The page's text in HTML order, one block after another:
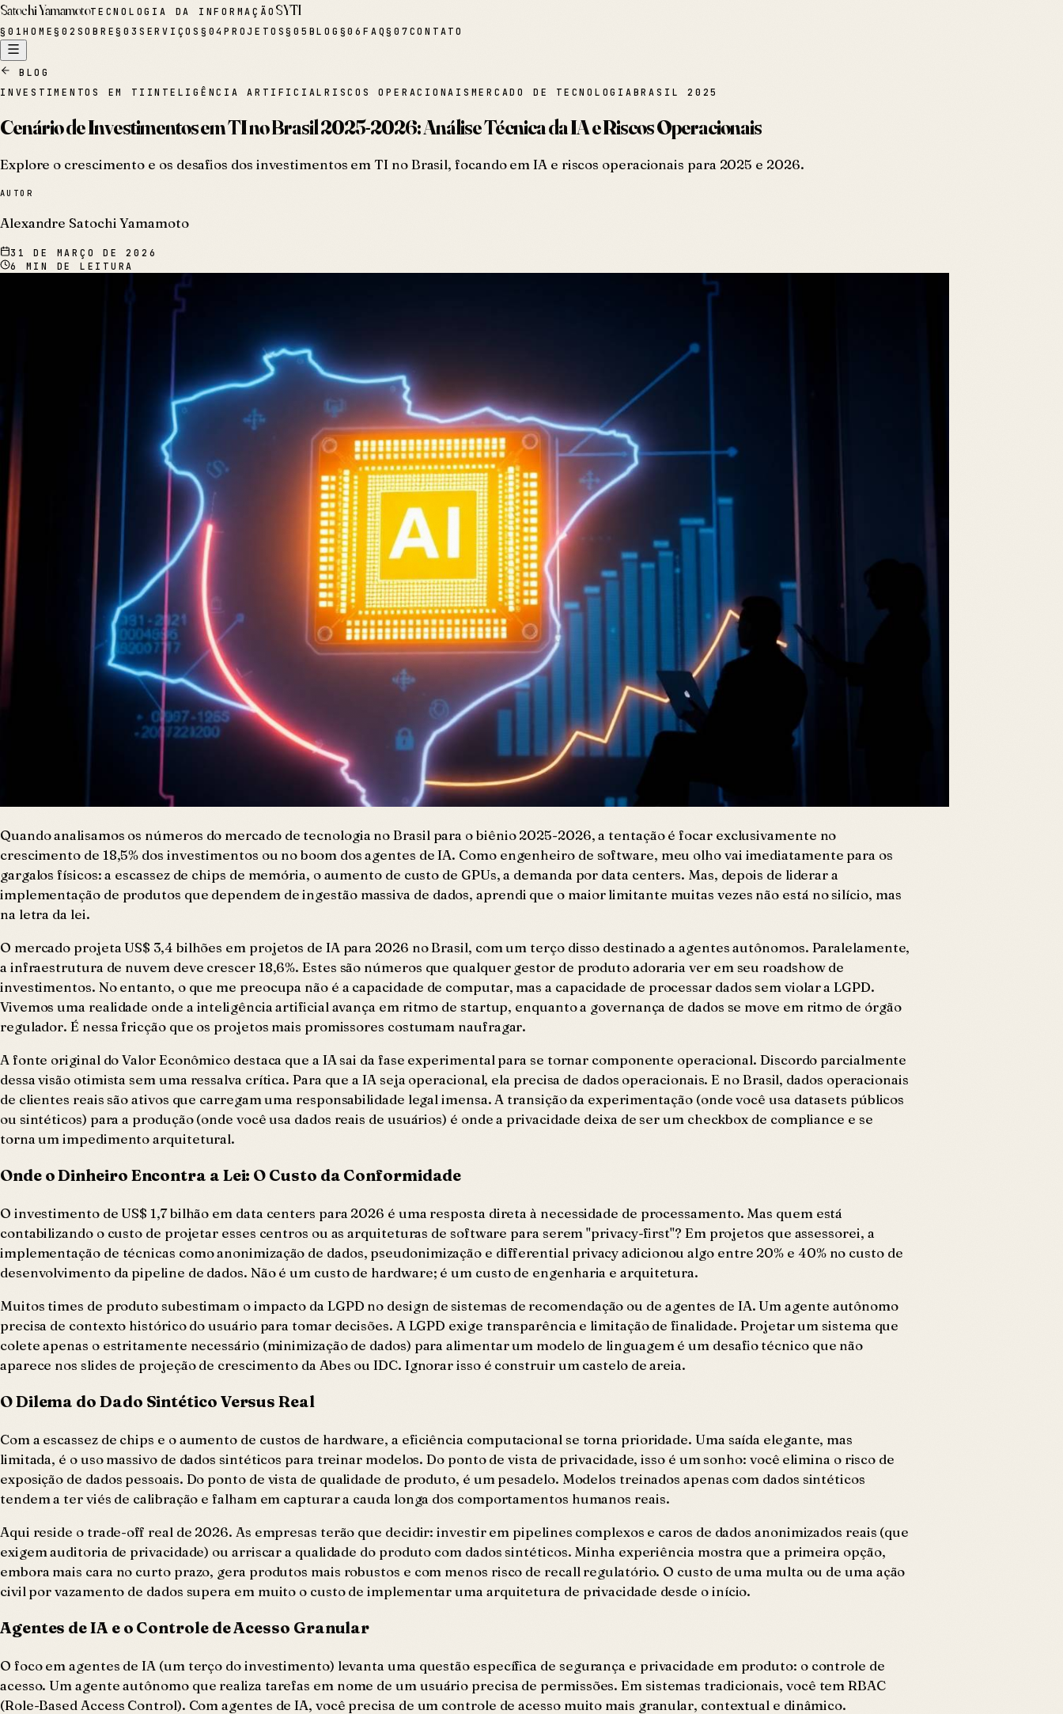
Satochi YamamotoTECNOLOGIA DA INFORMAÇÃO SYTI
§ 01HOME§02 SOBRE§03 SERVIÇOS § 04PROJETOS§05 BLOG §06 FAQ§07 CONTATO
BLOG
INVESTIMENTOS EM TI INTELIGÊNCIA ARTIFICIALRISCOS OPERACIONAIS MERCADO DE TECNOLOGIA BRASIL 2025
Cenário de Investimentos em TI no Brasil 2025-2026: Análise Técnica da IA e Riscos Operacionais
Explore o crescimento e os desafios dos investimentos em TI no Brasil, focando em IA e riscos operacionais para 2025 e 2026.
AUTOR
Alexandre Satochi Yamamoto
31 DE MARÇO DE 2026
6
MIN DE LEITURA
Quando analisamos os números do mercado de tecnologia no Brasil para o biênio 2025-2026, a tentação é focar exclusivamente no
crescimento de 18,5% dos investimentos ou no boom dos agentes de IA. Como engenheiro de software, meu olho vai imediatamente para os
gargalos físicos: a escassez de chips de memória, o aumento de custo de GPUs, a demanda por data centers. Mas, depois de liderar a
implementação de produtos que dependem de ingestão massiva de dados, aprendi que o maior limitante muitas vezes não está no silício, mas
na letra da lei.
O mercado projeta US$ 3,4 bilhões em projetos de IA para 2026 no Brasil, com um terço disso destinado a agentes autônomos. Paralelamente,
a infraestrutura de nuvem deve crescer 18,6%. Estes são números que qualquer gestor de produto adoraria ver em seu roadshow de
investimentos. No entanto, o que me preocupa não é a capacidade de computar, mas a capacidade de processar dados sem violar a LGPD.
Vivemos uma realidade onde a inteligência artificial avança em ritmo de startup, enquanto a governança de dados se move em ritmo de órgão
regulador. É nessa fricção que os projetos mais promissores costumam naufragar.
A fonte original do Valor Econômico destaca que a IA sai da fase experimental para se tornar componente operacional. Discordo parcialmente
dessa visão otimista sem uma ressalva crítica. Para que a IA seja operacional, ela precisa de dados operacionais. E no Brasil, dados operacionais
de clientes reais são ativos que carregam uma responsabilidade legal imensa. A transição da experimentação (onde você usa datasets públicos
ou sintéticos) para a produção (onde você usa dados reais de usuários) é onde a privacidade deixa de ser um checkbox de compliance e se
torna um impedimento arquitetural.
Onde o Dinheiro Encontra a Lei: O Custo da Conformidade
O investimento de US$ 1,7 bilhão em data centers para 2026 é uma resposta direta à necessidade de processamento. Mas quem está
contabilizando o custo de projetar esses centros ou as arquiteturas de software para serem "privacy-first"? Em projetos que assessorei, a
implementação de técnicas como anonimização de dados, pseudonimização e differential privacy adicionou algo entre 20% e 40% no custo de
desenvolvimento da pipeline de dados. Não é um custo de hardware; é um custo de engenharia e arquitetura.
Muitos times de produto subestimam o impacto da LGPD no design de sistemas de recomendação ou de agentes de IA. Um agente autônomo
precisa de contexto histórico do usuário para tomar decisões. A LGPD exige transparência e limitação de finalidade. Projetar um sistema que
colete apenas o estritamente necessário (minimização de dados) para alimentar um modelo de linguagem é um desafio técnico que não
aparece nos slides de projeção de crescimento da Abes ou IDC. Ignorar isso é construir um castelo de areia.
O Dilema do Dado Sintético Versus Real
Com a escassez de chips e o aumento de custos de hardware, a eficiência computacional se torna prioridade. Uma saída elegante, mas
limitada, é o uso massivo de dados sintéticos para treinar modelos. Do ponto de vista de privacidade, isso é um sonho: você elimina o risco de
exposição de dados pessoais. Do ponto de vista de qualidade de produto, é um pesadelo. Modelos treinados apenas com dados sintéticos
tendem a ter viés de calibração e falham em capturar a cauda longa dos comportamentos humanos reais.
Aqui reside o trade-off real de 2026. As empresas terão que decidir: investir em pipelines complexos e caros de dados anonimizados reais (que
exigem auditoria de privacidade) ou arriscar a qualidade do produto com dados sintéticos. Minha experiência mostra que a primeira opção,
embora mais cara no curto prazo, gera produtos mais robustos e com menos risco de recall regulatório. O custo de uma multa ou de uma ação
civil por vazamento de dados supera em muito o custo de implementar uma arquitetura de privacidade desde o início.
Agentes de IA e o Controle de Acesso Granular
O foco em agentes de IA (um terço do investimento) levanta uma questão específica de segurança e privacidade em produto: o controle de
acesso. Um agente autônomo que realiza tarefas em nome de um usuário precisa de permissões. Em sistemas tradicionais, você tem RBAC
(Role-Based Access Control). Com agentes de IA, você precisa de um controle de acesso muito mais granular, contextual e dinâmico.